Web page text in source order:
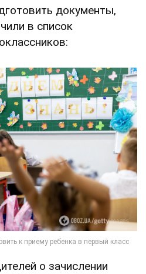
документы,
в список
о зачислении